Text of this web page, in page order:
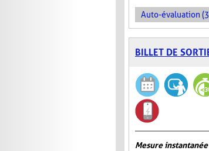
Auto-évaluation
BILLET DE
Mesure